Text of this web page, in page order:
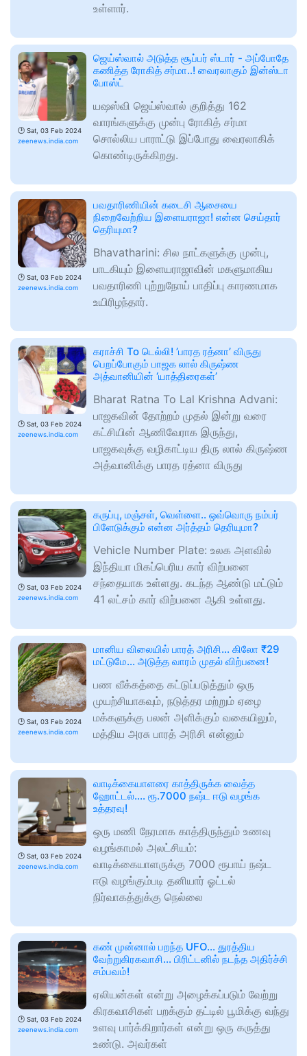
உள்ளார்.
🕑 Sat, 03 Feb 2024
zeenews.india.com
ஜெய்ஸ்வால் அடுத்த சூப்பர் ஸ்டார் - அப்போதே
கணித்த ரோகித் சர்மா..! வைரலாகும் இன்ஸ்டா
போஸ்ட்
யஷஸ்வி ஜெய்ஸ்வால் குறித்து 162
வாரங்களுக்கு முன்பு ரோகித் சர்மா
சொல்லிய பாராட்டு இப்போது வைரலாகிக்
கொண்டிருக்கிறது.
🕑 Sat, 03 Feb 2024
zeenews.india.com
பவதாரிணியின் கடைசி ஆசையை
நிறைவேற்றிய இளையராஜா! என்ன செய்தார்
தெரியுமா?
Bhavatharini: சில நாட்களுக்கு முன்பு,
பாடகியும் இளையராஜாவின் மகளுமாகிய
பவதாரிணி புற்றுநோய் பாதிப்பு காரணமாக
உயிரிழந்தார்.
🕑 Sat, 03 Feb 2024
zeenews.india.com
கராச்சி To டெல்லி! ’பாரத ரத்னா’ விருது
பெறப்போகும் பாஜக லால் கிருஷ்ண
அத்வானியின் ‘யாத்திரைகள்’
Bharat Ratna To Lal Krishna Advani:
பாஜகவின் தோற்றம் முதல் இன்று வரை
கட்சியின் ஆணிவேராக இருந்து,
பாஜகவுக்கு வழிகாட்டிய திரு லால் கிருஷ்ண
அத்வானிக்கு பாரத ரத்னா விருது
🕑 Sat, 03 Feb 2024
zeenews.india.com
கருப்பு, மஞ்சள், வெள்ளை.. ஒவ்வொரு நம்பர்
பிளேடுக்கும் என்ன அர்த்தம் தெரியுமா?
Vehicle Number Plate: உலக அளவில்
இந்தியா மிகப்பெரிய கார் விற்பனை
சந்தையாக உள்ளது. கடந்த ஆண்டு மட்டும்
41 லட்சம் கார் விற்பனை ஆகி உள்ளது.
🕑 Sat, 03 Feb 2024
zeenews.india.com
மானிய விலையில் பாரத் அரிசி... கிலோ ₹29
மட்டுமே... அடுத்த வாரம் முதல் விற்பனை!
பண வீக்கத்தை கட்டுப்படுத்தும் ஒரு
முயற்சியாகவும், நடுத்தர மற்றும் ஏழை
மக்களுக்கு பலன் அளிக்கும் வகையிலும்,
மத்திய அரசு பாரத் அரிசி என்னும்
🕑 Sat, 03 Feb 2024
zeenews.india.com
வாடிக்கையாளரை காத்திருக்க வைத்த
ஹோட்டல்.... ரூ.7000 நஷ்ட ஈடு வழங்க
உத்தரவு!
ஒரு மணி நேரமாக காத்திருந்தும் உணவு
வழங்காமல் அலட்சியம்:
வாடிக்கையாளருக்கு 7000 ரூபாய் நஷ்ட
ஈடு வழங்கும்படி தனியார் ஓட்டல்
நிர்வாகத்துக்கு நெல்லை
🕑 Sat, 03 Feb 2024
zeenews.india.com
கண் முன்னால் பறந்த UFO... துரத்திய
வேற்றுகிரகவாசி... பிரிட்டனில் நடந்த அதிர்ச்சி
சம்பவம்!
ஏலியன்கள் என்று அழைக்கப்படும் வேற்று
கிரகவாசிகள் பறக்கும் தட்டில் பூமிக்கு வந்து
உளவு பார்க்கிறார்கள் என்று ஒரு கருத்து
உண்டு. அவர்கள்